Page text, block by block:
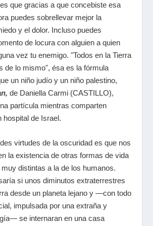
que gracias a que concebiste esa
puedes sobrellevar mejor la
y el dolor. Incluso puedes
de locura con alguien a quien
vez tu enemigo. "Todos en la Tierra
de lo mismo", ésa es la fórmula
un niño judío y un niño palestino,
de Daniella Carmi (CASTILLO),
partícula mientras comparten
hospital de Israel.
virtudes de la oscuridad es que nos
la existencia de otras formas de vida
distintas a la de los humanos.
si unos diminutos extraterrestres
desde un planeta lejano y —con todo
impulsada por una extraña y
se internaran en una casa